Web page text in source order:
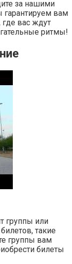
за нашими
гарантируем вам
вас ждут
ритмы!
группы или
такие
группы вам
билеты